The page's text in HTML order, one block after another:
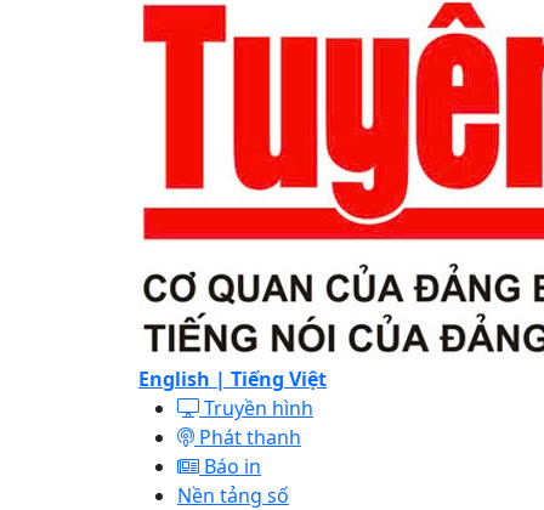
English | Tiếng Việt
Truyền hình
Phát thanh
Báo in
Nền tảng số